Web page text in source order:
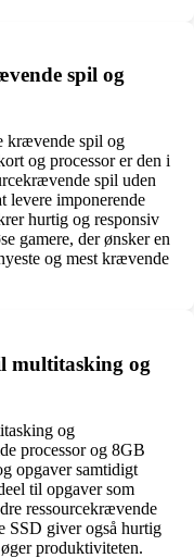
spil og
krævende spil og
og processor er den i
spil uden
levere imponerende
hurtig og responsiv
gamere, der ønsker en
og mest krævende
multitasking og
og
processor og 8GB
opgaver samtidigt
til opgaver som
ressourcekrævende
SSD giver også hurtig
produktiviteten.